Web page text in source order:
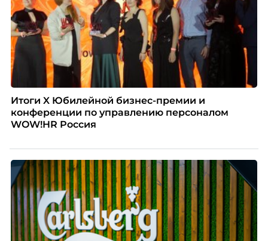
Итоги X Юбилейной бизнес-премии и
конференции по управлению персоналом
WOW!HR Россия